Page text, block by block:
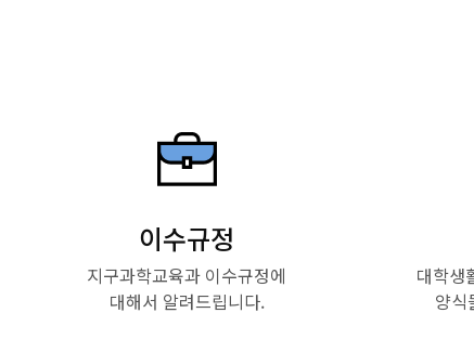
이수규정
지구과학교육과 이수규정에
대해서 알려드립니다.
대학생
양식